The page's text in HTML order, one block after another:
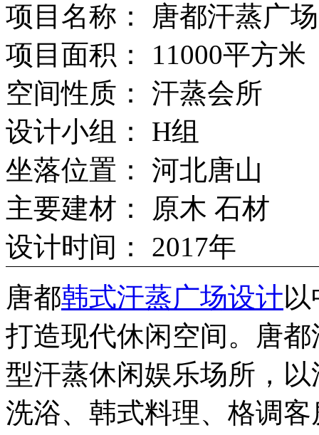
项目名称： 唐都汗蒸广场
项目面积： 11000平方米
空间性质： 汗蒸会所
设计小组： H组
坐落位置： 河北唐山
主要建材： 原木 石材
设计时间： 2017年
唐都韩式汗蒸广场设计
打造现代休闲空间。唐
型汗蒸休闲娱乐场所，
洗浴、韩式料理、格调